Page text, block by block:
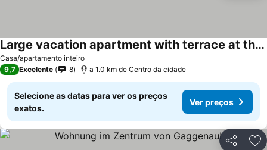
Casa/apartamento inteiro
Large vacation apartment with terrace at the entrance to the northern Black Forest. Quiet residential area
9,7 Excelente 8 a 1.0 km de Centro da cidade
Selecione as datas para ver os preços
exatos.
Ver preços
Partilhar